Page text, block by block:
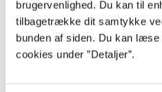
brugervenlighed. Du kan til
tilbagetrække dit samtykke
bunden af siden. Du kan
cookies under ”Detaljer”.
Tidsskrift
Artiklen er en del af